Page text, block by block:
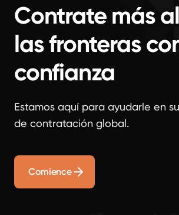
Contrate más
las fronteras
confianza
Estamos aquí para ayudarle en
de contratación global.
Comience